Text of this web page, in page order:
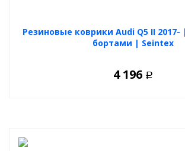
Резиновые коврики Audi Q5 II
бортами | Seintex
4 196 Р